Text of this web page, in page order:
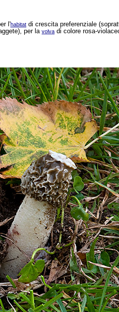
l'habitat di crescita preferenziale
per la volva di colore rosa-